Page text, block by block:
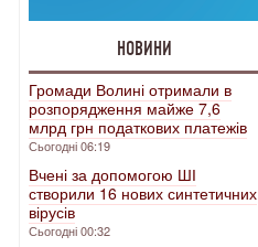
НОВИНИ
Громади Волині отримали в
розпорядження майже 7,6
млрд грн податкових платежів
Сьогодні 06:19
Вчені за допомогою ШІ
створили 16 нових синтетичних
вірусів
Сьогодні 00:32